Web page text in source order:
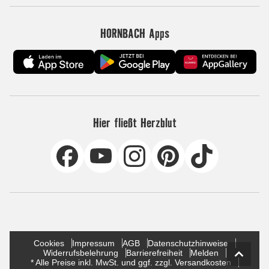
HORNBACH Apps
Hier fließt Herzblut
Cookies Impressum AGB
Datenschutzhinweise
Widerrufsbelehrung
Barrierefreiheit
Melden
* Alle Preise inkl. MwSt. und ggf. zzgl. Versandkosten